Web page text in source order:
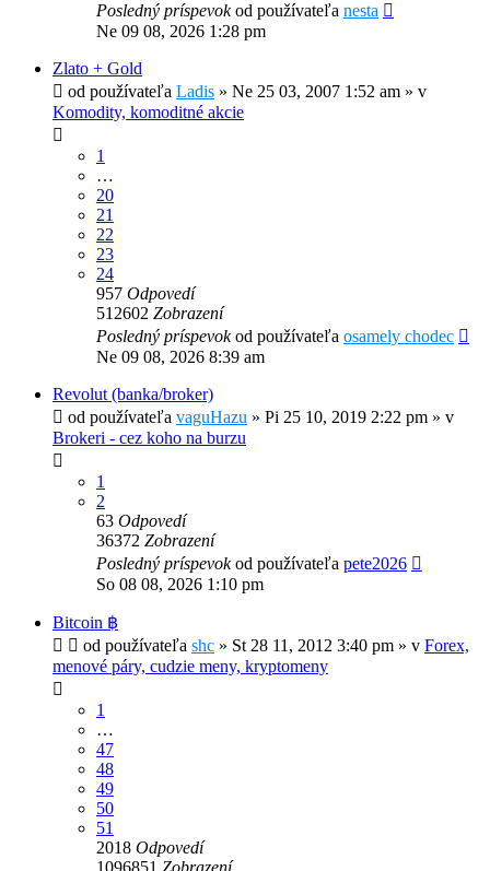
Posledný príspevokod používateľa nesta
Ne 09 08, 2026 1:28 pm
Zlato + Gold
od používateľa Ladis » Ne 25 03, 2007 1:52 am » v
Komodity, komoditné akcie
1
…
20
21
22
23
24
957 Odpovedí
512602 Zobrazení
Posledný príspevokod používateľa osamely chodec
Ne 09 08, 2026 8:39 am
Revolut (banka/broker)
od používateľa vaguHazu » Pi 25 10, 2019 2:22 pm » v
Brokeri - cez koho na burzu
1
2
63 Odpovedí
36372 Zobrazení
Posledný príspevokod používateľa pete2026
So 08 08, 2026 1:10 pm
Bitcoin ฿
od používateľa shc » St 28 11, 2012 3:40 pm » v Forex,
menové páry, cudzie meny, kryptomeny
1
…
47
48
49
50
51
2018 Odpovedí